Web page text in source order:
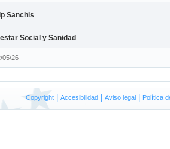
Sanchis
Social y Sanidad
05/26
Copyright| Accesibilidad| Aviso legal| Política